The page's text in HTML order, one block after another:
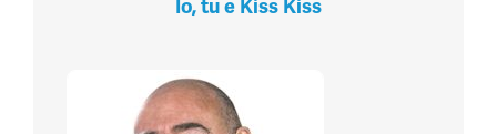
Io, tu e Kiss Kiss